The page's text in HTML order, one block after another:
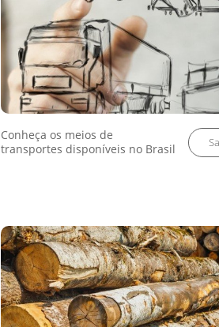
Conheça os meios de
transportes disponíveis no Brasil
DIGITE O QUE PROCURA